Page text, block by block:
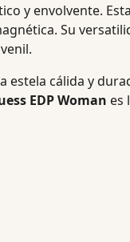
y envolvente.
Su
estela cálida y
EDP Woman es